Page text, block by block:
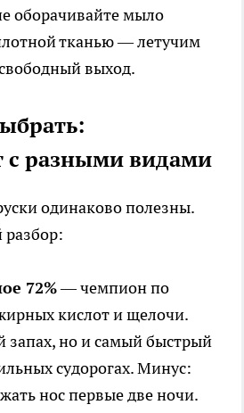
оборачивайте мыло
тканью — летучим
выход.
с разными видами
одинаково полезны.
72%— чемпион по
кислот и щелочи.
запах, но и самый быстрый
судорогах. Минус:
нос первые две ночи.